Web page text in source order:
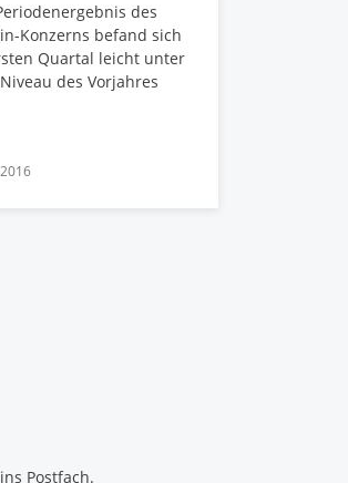
des
Konzerns befand sich
Quartal leicht unter
des Vorjahres
Postfach.